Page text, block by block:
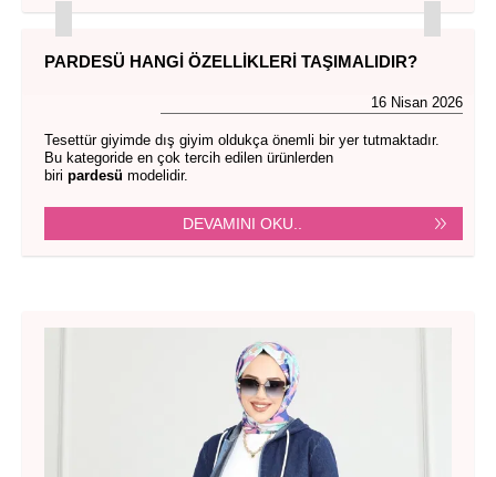
PARDESÜ HANGI ÖZELLIKLERI TAŞIMALIDIR?
16 Nisan 2026
Tesettür giyimde dış giyim oldukça önemli bir yer tutmaktadır.
Bu kategoride en çok tercih edilen ürünlerden
biri pardesü modelidir.
DEVAMINI OKU..